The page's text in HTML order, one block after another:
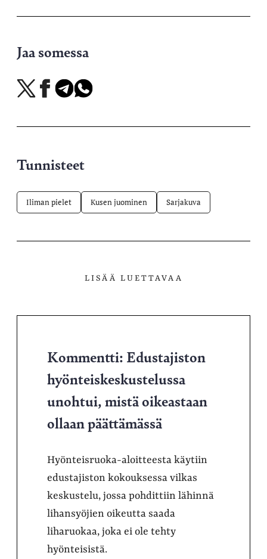
Jaa somessa
Jaa
X-
Jaa
Facebookissa
Jaa
Telegramissa
Jaa
WhatsAppissa
Tunnisteet
Iliman pielet Kusen juominen Sarjakuva
LISÄÄ LUETTAVAA
Kommentti: Edustajiston
hyönteiskeskustelussa
unohtui, mistä oikeastaan
ollaan päättämässä
Hyönteisruoka-aloitteesta käytiin
edustajiston kokouksessa vilkas
keskustelu, jossa pohdittiin lähinnä
lihansyöjien oikeutta saada
liharuokaa, joka ei ole tehty
hyönteisistä.